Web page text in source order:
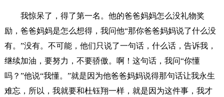
我惊呆了，得了第一名。他的爸爸妈妈怎么没礼物奖
励，爸爸妈妈是怎么想得，我问他“那你爸爸妈妈说了什么没
有。”没有。不可能，他们只说了一句话，什么话，告诉我，
继续加油，要努力，不要骄傲。啊！这句话，我问“你懂
吗？”他说“我懂。”就是因为他爸爸妈妈说得那句话让我永生
难忘，所以，我就要和杜钰翔一样，就是因为这件事，我才